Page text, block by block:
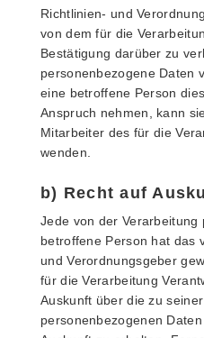
Richtlinien- und
von dem für die
Bestätigung darüber zu
personenbezogene Daten
eine betroffene Person
Anspruch nehmen, kann
Mitarbeiter des für die
wenden.
b) Recht auf
Jede von der Verarbeitung
betroffene Person hat das
und Verordnungsgeber
für die Verarbeitung
Auskunft über die zu
personenbezogenen